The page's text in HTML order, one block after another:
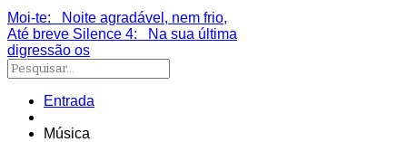
Moi-te: Noite agradável, nem frio,
Até breve Silence 4: Na sua última
digressão os
Entrada
Música